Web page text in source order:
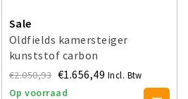
Sale
Oldfields kamersteiger
kunststof carbon
€2.050,93 €1.656,49 Incl. Btw
Op voorraad